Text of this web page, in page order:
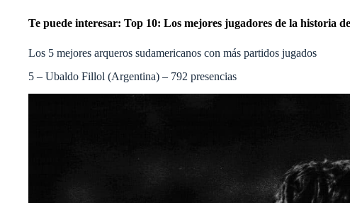
Te puede interesar: Top 10: Los mejores jugadores de la historia
Los 5 mejores arqueros sudamericanos con más partidos jugados
5 – Ubaldo Fillol (Argentina) – 792 presencias